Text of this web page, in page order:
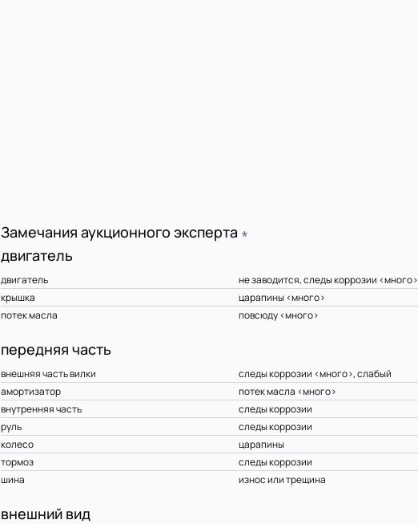
Замечания аукционного эксперта ∗
двигатель
двигатель
не заводится, следы коррозии <много>
крышка
царапины <много>
потек масла
повсюду <много>
передняя часть
внешняя часть вилки
следы коррозии <много>, слабый
амортизатор
потек масла <много>
внутренняя часть
следы коррозии
руль
следы коррозии
колесо
царапины
тормоз
следы коррозии
шина
износ или трещина
внешний вид